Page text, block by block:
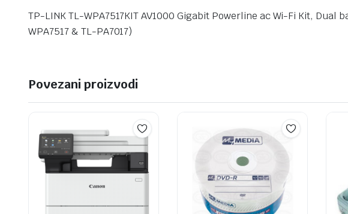
TP-LINK TL-WPA7517KIT AV1000 Gigabit Powerline ac Wi-Fi Kit, Dual
WPA7517 & TL-PA7017)
Povezani proizvodi